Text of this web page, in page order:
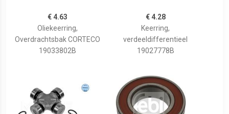
€ 4.63
Oliekeerring,
Overdrachtsbak CORTECO
19033802B
€ 4.28
Keerring,
verdeeldifferentieel
19027778B